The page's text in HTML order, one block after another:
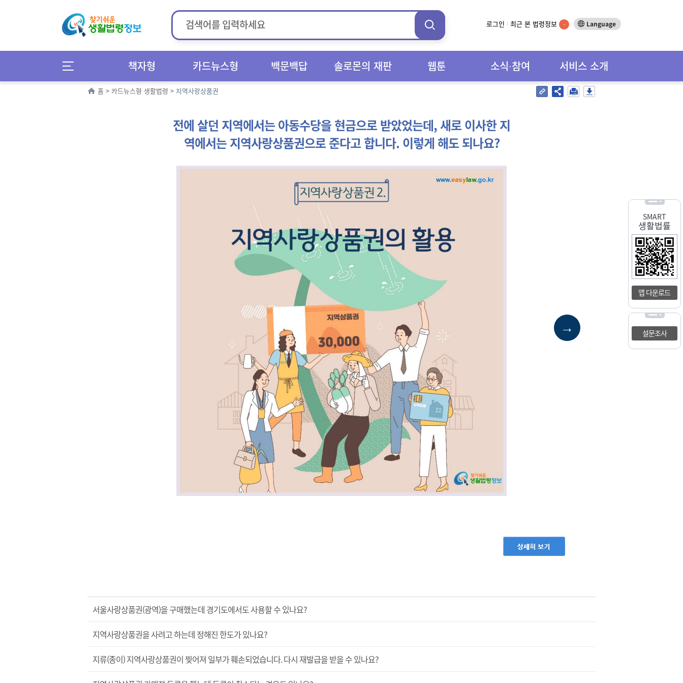
로그인 최근 본 법령정보 - Language
책자형 카드뉴스형 백문백답 솔로몬의 재판 웹툰 소식∙참여 서비스 소개
SMART
생활법률
앱 다운로드
설문조사
홈 > 카드뉴스형 생활법령 > 지역사랑상품권
전에 살던 지역에서는 아동수당을 현금으로 받았었는데, 새로 이사한 지
역에서는 지역사랑상품권으로 준다고 합니다. 이렇게 해도 되나요?
→
서울사랑상품권(광역)을 구매했는데 경기도에서도 사용할 수 있나요?
지역사랑상품권을 사려고 하는데 정해진 한도가 있나요?
지류(종이) 지역사랑상품권이 찢어져 일부가 훼손되었습니다. 다시 재발급을 받을 수 있나요?